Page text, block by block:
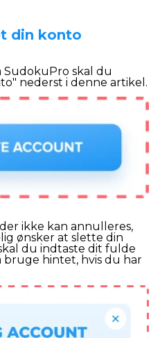
din konto
SudokuPro skal du
nederst i denne artikel.
ikke kan annulleres,
ønsker at slette din
du indtaste dit fulde
bruge hintet, hvis du har